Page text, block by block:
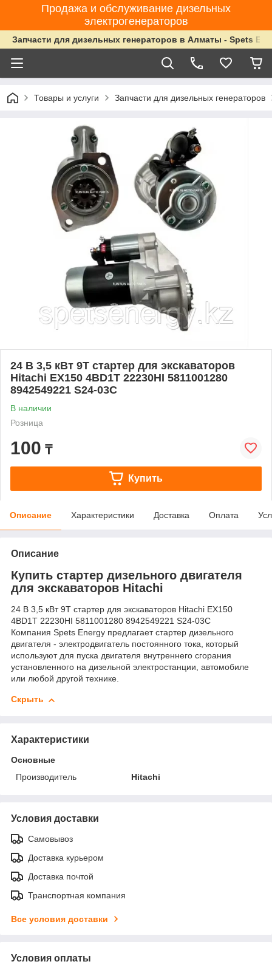
Продажа и обслуживание дизельных
электрогенераторов
Запчасти для дизельных генераторов в Алматы - Spets
Товары и услуги Запчасти для дизельных генераторов
24 В 3,5 кВт 9T стартер для экскаваторов
Hitachi EX150 4BD1T 22230HI 5811001280
8942549221 S24-03C
В наличии
Розница
100 ₸
Купить
Описание Характеристики Доставка Оплата
Описание
Купить стартер дизельного двигателя
для экскаваторов Hitachi
24 В 3,5 кВт 9T стартер для экскаваторов Hitachi EX150
4BD1T 22230HI 5811001280 8942549221 S24-03C
Компания Spets Energy предлагает стартер дизельного
двигателя - электродвигатель постоянного тока, который
используют для пуска двигателя внутреннего сгорания
установленного на дизельной электростанции, автомобиле
или любой другой технике.
Скрыть
Характеристики
Основные
Производитель
Hitachi
Условия доставки
Самовывоз
Доставка курьером
Доставка почтой
Транспортная компания
Все условия доставки
Условия оплаты